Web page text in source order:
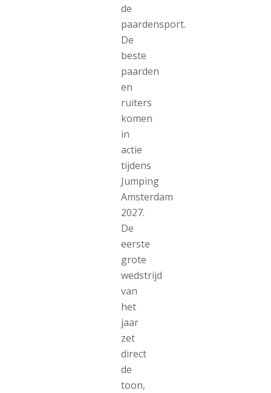
de
paardensport.
De
beste
paarden
en
ruiters
komen
in
actie
tijdens
Jumping
Amsterdam
2027.
De
eerste
grote
wedstrijd
van
het
jaar
zet
direct
de
toon,